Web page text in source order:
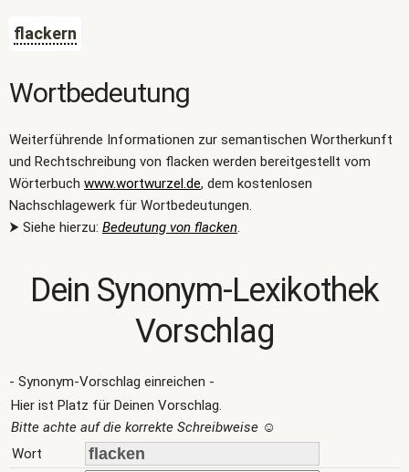
flackern
Wortbedeutung
Weiterführende Informationen zur semantischen Wortherkunft
und Rechtschreibung von flacken werden bereitgestellt vom
Wörterbuch www.wortwurzel.de, dem kostenlosen
Nachschlagewerk für Wortbedeutungen.
⮞ Siehe hierzu: Bedeutung von flacken.
Dein Synonym-Lexikothek
Vorschlag
- Synonym-Vorschlag einreichen -
Hier ist Platz für Deinen Vorschlag.
Bitte achte auf die korrekte Schreibweise ☺
Wort